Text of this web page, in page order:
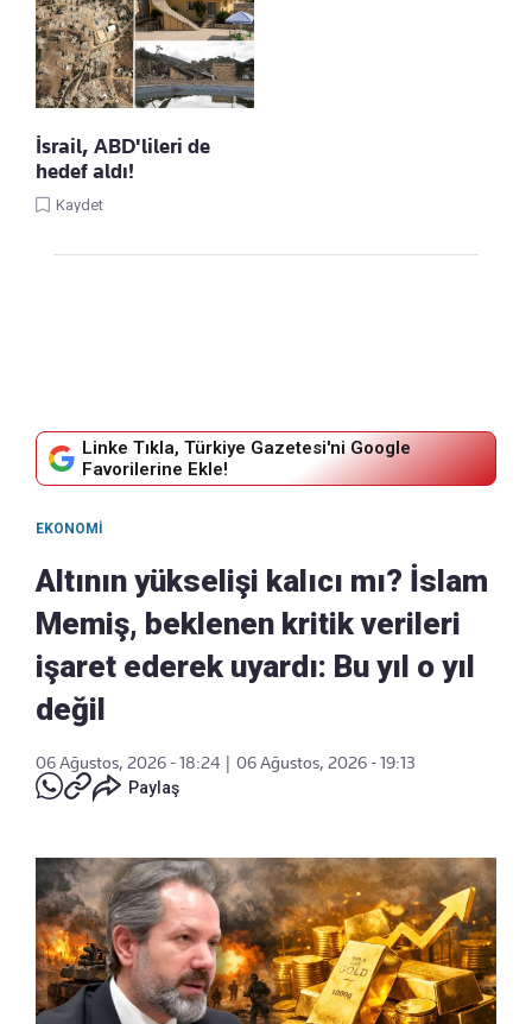
İsrail, ABD'lileri de
hedef aldı!
Kaydet
Linke Tıkla, Türkiye Gazetesi'ni Google
Favorilerine Ekle!
EKONOMI
Altının yükselişi kalıcı mı? İslam
Memiş, beklenen kritik verileri
işaret ederek uyardı: Bu yıl o yıl
değil
06 Ağustos, 2026 - 18:24
06 Ağustos, 2026 - 19:13
Paylaş